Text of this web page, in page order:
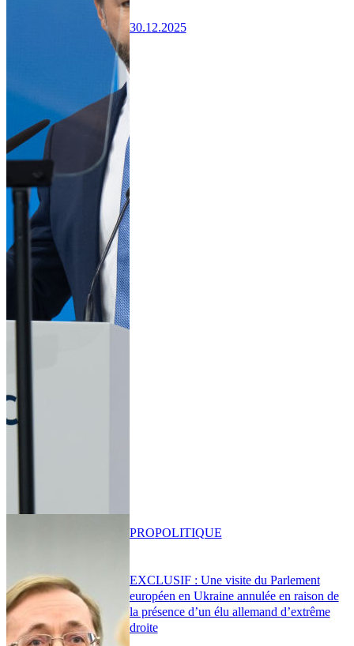
30.12.2025
EXCLUSIF : Une visite du Parlement
européen en Ukraine annulée en raison de
la présence d’un élu allemand d’extrême
droite
PROPOLITIQUE